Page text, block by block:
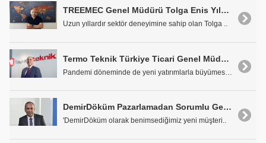
TREEMEC Genel Müdürü Tolga Enis Yıldız: "Güçlü Markalarımız Sektöre ve Şirketimize Değer Katmaya Devam Edecek"
Uzun yıllardır sektör deneyimine sahip olan Tolga ..
Termo Teknik Türkiye Ticari Genel Müdürü M. Emin Kasan: "Termo Teknik Yeni Teknolojilere Yatırım Yaparak Büyümesini Sürdürüyor"
DemirDöküm Pazarlamadan Sorumlu Genel Müdür Yardımcısı Ufuk Atan: "Müşteri Memnuniyetinde Yüksek Başarı Oranları Elde Ediyoruz"
'DemirDöküm olarak benimsediğimiz yeni müşteri..